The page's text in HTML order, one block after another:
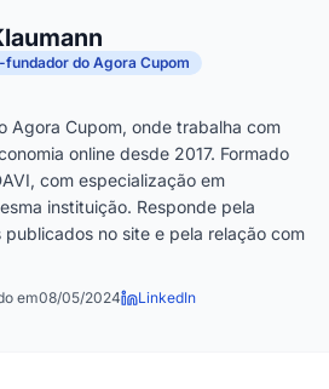
fundador do Agora Cupom
Agora Cupom, onde trabalha com
online desde 2017. Formado
com especialização em
instituição. Responde pela
no site e pela relação com
em08/05/2024 LinkedIn